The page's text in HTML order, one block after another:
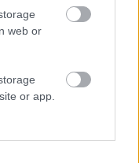
web or
or app.